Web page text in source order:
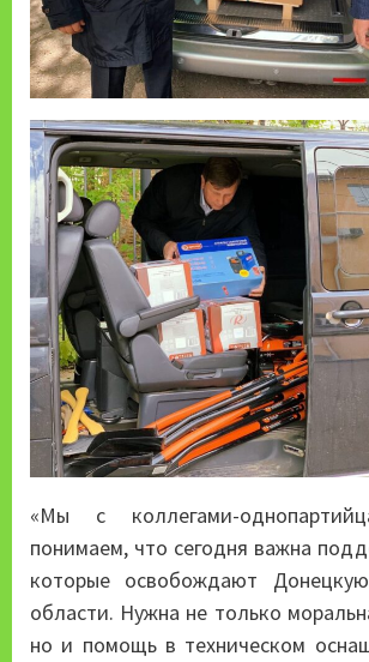
«Мы с коллегами-
понимаем, что сегодня важна
которые освобождают
области. Нужна не только
но и помощь в техническом